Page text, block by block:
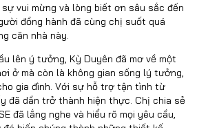
vui mừng và lòng biết ơn sâu sắc đến
đồng hành đã cùng chị suốt quá
căn nhà này.
lên ý tưởng, Kỳ Duyên đã mơ về một
ở mà còn là không gian sống lý tưởng,
gia đình. Với sự hỗ trợ tận tình từ
đã dần trở thành hiện thực. Chị chia sẻ
đã lắng nghe và hiểu rõ mọi yêu cầu,